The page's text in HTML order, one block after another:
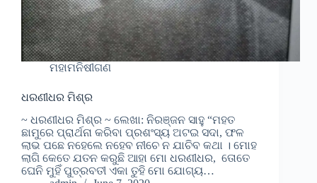
ମହାମନିଷୀଗଣ
ଧରଣୀଧର ମିଶ୍ର
~ ଧରଣୀଧର ମିଶ୍ର ~ ଲେଖା: ନିରଞ୍ଜନ ସାହୁ “ମହତ
ଛାମୁରେ ପ୍ରାର୍ଥନା କରିବା ପ୍ରଶଂସ୍ୟ ଅଟଇ ସଦା, ଫଳ
ଲାଭ ପଛେ ନହେଲେ ନହେବ ନୀଚେ ନ ଯାଚିବ କଥା । ମୋହ
ଲାଗି କେତେ ଯତନ କରୁଛି ଆହା ମୋ ଧରଣୀଧର, ତୋତେ
ଘେନି ମୁହିଁ ପୁତ୍ରବତୀ ଏକା ତୁହି ମୋ ଯୋଗ୍ୟ…